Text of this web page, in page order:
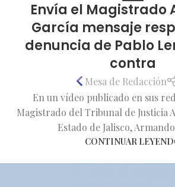
Envía el Magistrado
García mensaje
denuncia de Pablo
contra
Mesa de Redacción
En un vídeo publicado en sus
Magistrado del Tribunal de Justicia
Estado de Jalisco,
CONTINUAR